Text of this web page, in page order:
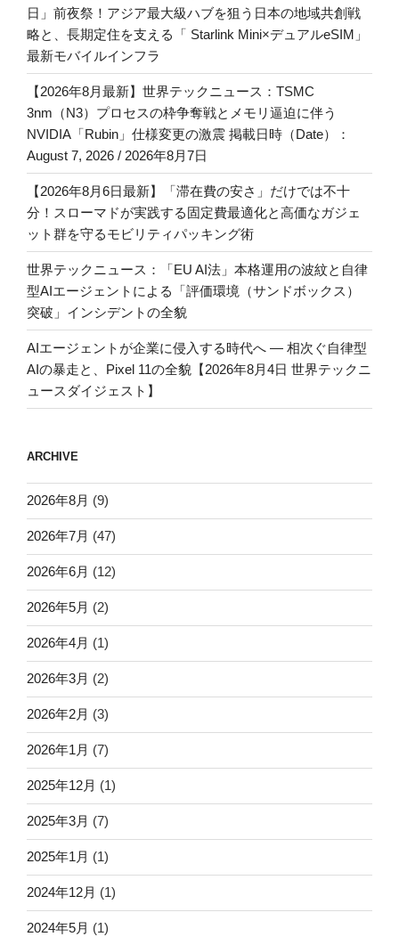
日」前夜祭！アジア最大級ハブを狙う日本の地域共創戦
略と、長期定住を支える「 Starlink Mini×デュアルeSIM」
最新モバイルインフラ
【2026年8月最新】世界テックニュース：TSMC
3nm（N3）プロセスの枠争奪戦とメモリ逼迫に伴う
NVIDIA「Rubin」仕様変更の激震 掲載日時（Date）：
August 7, 2026 / 2026年8月7日
【2026年8月6日最新】「滞在費の安さ」だけでは不十
分！スローマドが実践する固定費最適化と高価なガジェ
ット群を守るモビリティパッキング術
世界テックニュース：「EU AI法」本格運用の波紋と自律
型AIエージェントによる「評価環境（サンドボックス）
突破」インシデントの全貌
AIエージェントが企業に侵入する時代へ — 相次ぐ自律型
AIの暴走と、Pixel 11の全貌【2026年8月4日 世界テックニ
ュースダイジェスト】
ARCHIVE
2026年8月 (9)
2026年7月 (47)
2026年6月 (12)
2026年5月 (2)
2026年4月 (1)
2026年3月 (2)
2026年2月 (3)
2026年1月 (7)
2025年12月 (1)
2025年3月 (7)
2025年1月 (1)
2024年12月 (1)
2024年5月 (1)